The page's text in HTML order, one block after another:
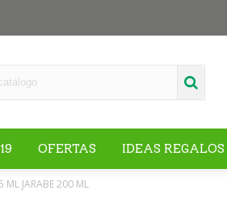
OFERTAS IDEAS REGALOS
ML JARABE 200 ML